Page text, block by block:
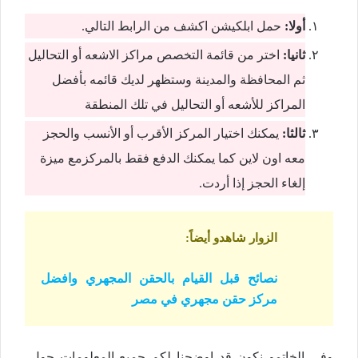
أولا: حمل ابلكيشن اكشف من الرابط التالي.
ثانيا: اختر من قائمة التخصص مراكز الاشعه أو التحاليل
ثم المحافظة والمدينة وستظهر لديك قائمه بأفضل
المراكز للأشعه أو التحاليل في تلك المنطقة
ثالثا: يمكنك اختيار المركز الأقرب أو الأنسب والحجز
معه اون لاين كما يمكنك الدفع فقط بالمركزمع ميزة
إلغاء الحجز إذا أردت.
الزوار شاهدو أيضاً:
نصائح قبل القيام بالحقن المجهري وافضل
مركز حقن مجهري في مصر